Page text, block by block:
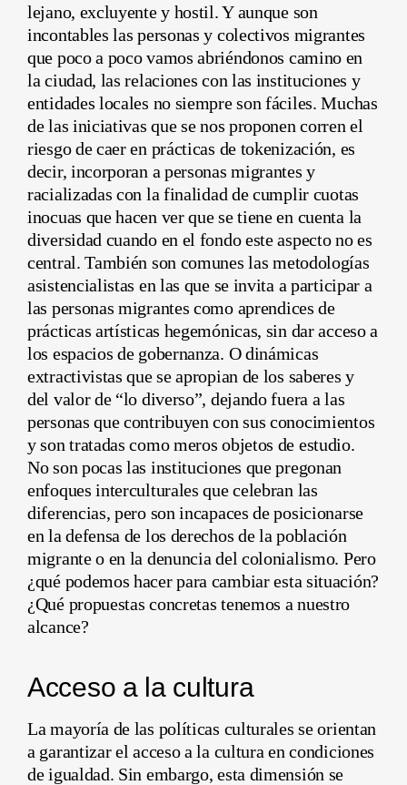
lejano, excluyente y hostil. Y aunque son
incontables las personas y colectivos migrantes
que poco a poco vamos abriéndonos camino en
la ciudad, las relaciones con las instituciones y
entidades locales no siempre son fáciles. Muchas
de las iniciativas que se nos proponen corren el
riesgo de caer en prácticas de tokenización, es
decir, incorporan a personas migrantes y
racializadas con la finalidad de cumplir cuotas
inocuas que hacen ver que se tiene en cuenta la
diversidad cuando en el fondo este aspecto no es
central. También son comunes las metodologías
asistencialistas en las que se invita a participar a
las personas migrantes como aprendices de
prácticas artísticas hegemónicas, sin dar acceso a
los espacios de gobernanza. O dinámicas
extractivistas que se apropian de los saberes y
del valor de “lo diverso”, dejando fuera a las
personas que contribuyen con sus conocimientos
y son tratadas como meros objetos de estudio.
No son pocas las instituciones que pregonan
enfoques interculturales que celebran las
diferencias, pero son incapaces de posicionarse
en la defensa de los derechos de la población
migrante o en la denuncia del colonialismo. Pero
¿qué podemos hacer para cambiar esta situación?
¿Qué propuestas concretas tenemos a nuestro
alcance?
Acceso a la cultura
La mayoría de las políticas culturales se orientan
a garantizar el acceso a la cultura en condiciones
de igualdad. Sin embargo, esta dimensión se